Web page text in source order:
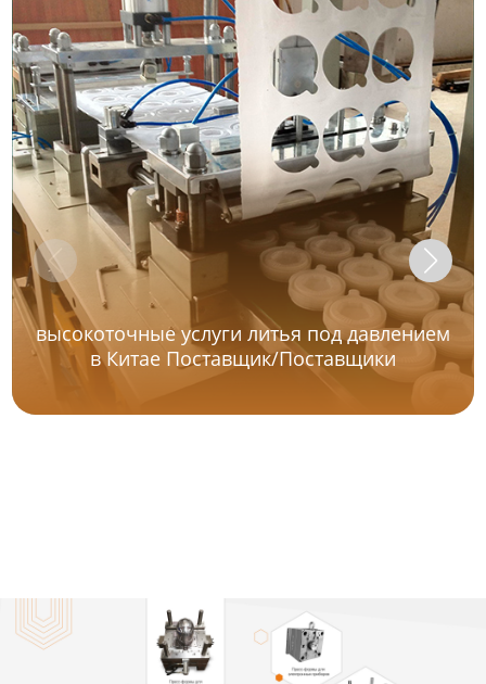
высокоточные услуги литья под давлением
в Китае Поставщик/Поставщики